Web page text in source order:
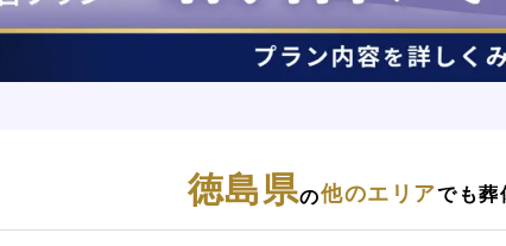
徳島県の他のエリアでも葬